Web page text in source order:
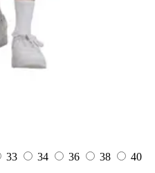
33 34 36 38
40